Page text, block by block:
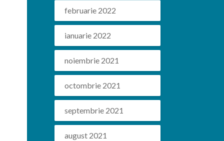
februarie 2022
ianuarie 2022
noiembrie 2021
octombrie 2021
septembrie 2021
august 2021